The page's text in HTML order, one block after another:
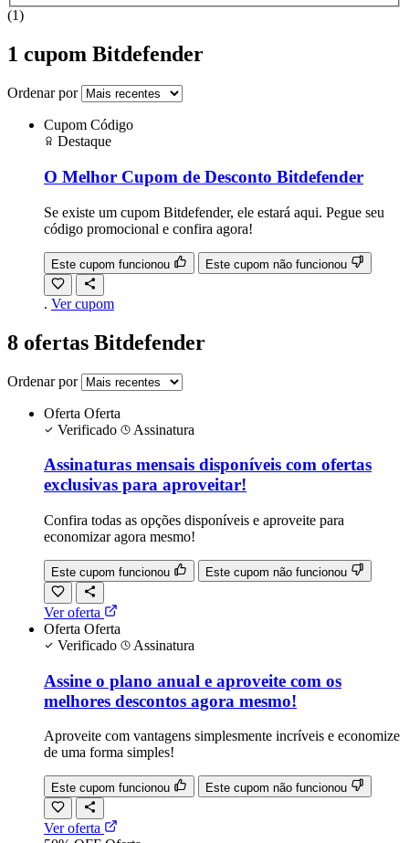
(1)
1 cupom Bitdefender
Ordenar por
Cupom Código
Destaque
O Melhor Cupom de Desconto Bitdefender
Se existe um cupom Bitdefender, ele estará aqui. Pegue seu
código promocional e confira agora!
Este cupom funcionou Este cupom não funcionou
. Ver cupom
8 ofertas Bitdefender
Ordenar por
Oferta Oferta
Verificado
Assinatura
Assinaturas mensais disponíveis com ofertas
exclusivas para aproveitar!
Confira todas as opções disponíveis e aproveite para
economizar agora mesmo!
Este cupom funcionou Este cupom não funcionou
Ver oferta
Oferta Oferta
Verificado
Assinatura
Assine o plano anual e aproveite com os
melhores descontos agora mesmo!
Aproveite com vantagens simplesmente incríveis e economize
de uma forma simples!
Este cupom funcionou Este cupom não funcionou
Ver oferta